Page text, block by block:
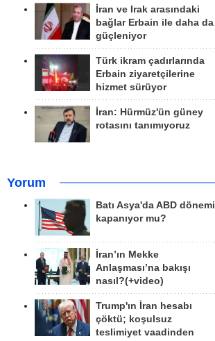
İran ve Irak arasındaki
bağlar Erbain ile daha da
güçleniyor
Türk ikram çadırlarında
Erbain ziyaretçilerine
hizmet sürüyor
İran: Hürmüz'ün güney
rotasını tanımıyoruz
Yorum
Batı Asya'da ABD dönemi
kapanıyor mu?
İran’ın Mekke
Anlaşması’na bakışı
nasıl?(+video)
Trump'ın İran hesabı
çöktü; koşulsuz
teslimiyet vaadinden